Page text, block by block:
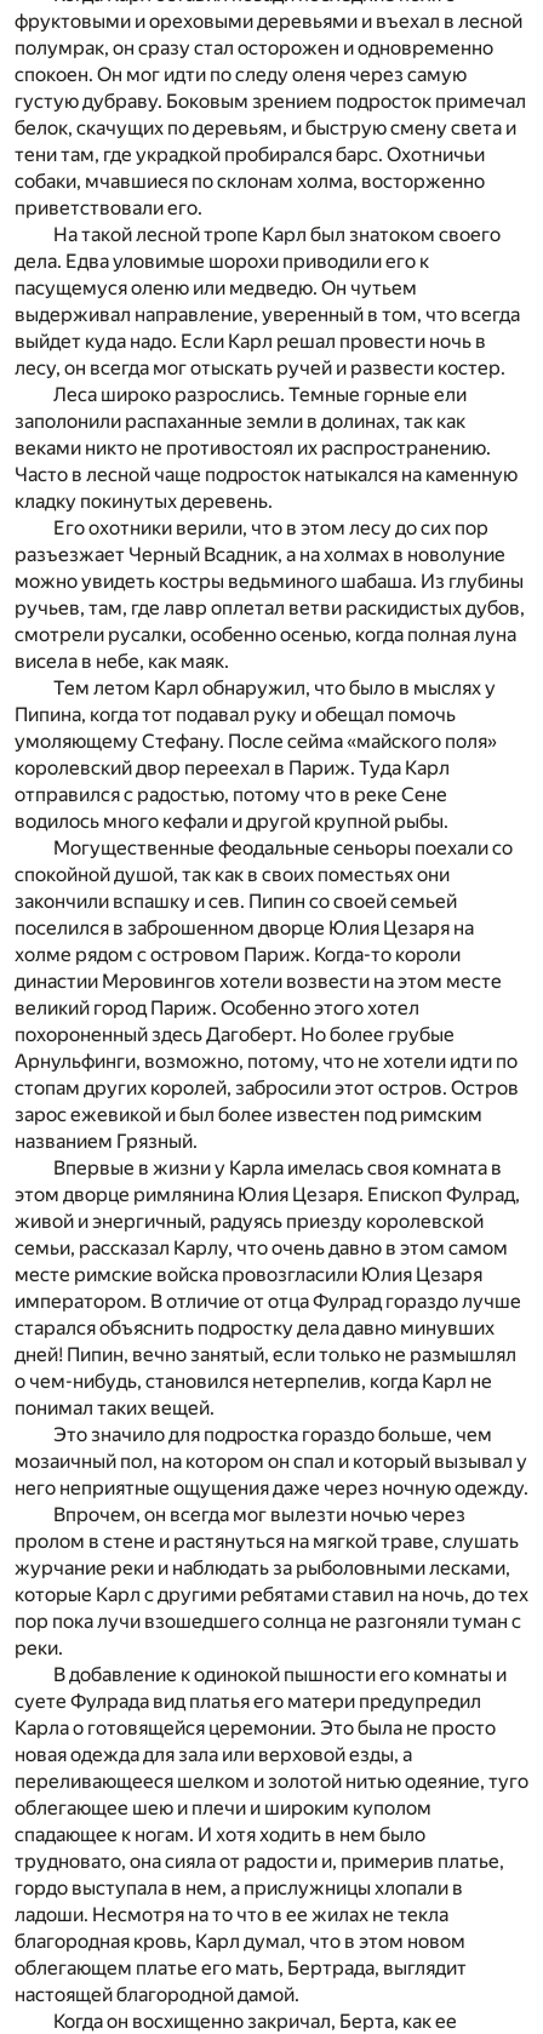
фруктовыми и ореховыми деревьями и въехал в лесной
полумрак, он сразу стал осторожен и одновременно
спокоен. Он мог идти по следу оленя через самую
густую дубраву. Боковым зрением подросток примечал
белок, скачущих по деревьям, и быструю смену света и
тени там, где украдкой пробирался барс. Охотничьи
собаки, мчавшиеся по склонам холма, восторженно
приветствовали его.
На такой лесной тропе Карл был знатоком своего
дела. Едва уловимые шорохи приводили его к
пасущемуся оленю или медведю. Он чутьем
выдерживал направление, уверенный в том, что всегда
выйдет куда надо. Если Карл решал провести ночь в
лесу, он всегда мог отыскать ручей и развести костер.
Леса широко разрослись. Темные горные ели
заполонили распаханные земли в долинах, так как
веками никто не противостоял их распространению.
Часто в лесной чаще подросток натыкался на каменную
кладку покинутых деревень.
Его охотники верили, что в этом лесу до сих пор
разъезжает Черный Всадник, а на холмах в новолуние
можно увидеть костры ведьминого шабаша. Из глубины
ручьев, там, где лавр оплетал ветви раскидистых дубов,
смотрели русалки, особенно осенью, когда полная луна
висела в небе, как маяк.
Тем летом Карл обнаружил, что было в мыслях у
Пипина, когда тот подавал руку и обещал помочь
умоляющему Стефану. После сейма «майского поля»
королевский двор переехал в Париж. Туда Карл
отправился с радостью, потому что в реке Сене
водилось много кефали и другой крупной рыбы.
Могущественные феодальные сеньоры поехали со
спокойной душой, так как в своих поместьях они
закончили вспашку и сев. Пипин со своей семьей
поселился в заброшенном дворце Юлия Цезаря на
холме рядом с островом Париж. Когда-то короли
династии Меровингов хотели возвести на этом месте
великий город Париж. Особенно этого хотел
похороненный здесь Дагоберт. Но более грубые
Арнульфинги, возможно, потому, что не хотели идти по
стопам других королей, забросили этот остров. Остров
зарос ежевикой и был более известен под римским
названием Грязный.
Впервые в жизни у Карла имелась своя комната в
этом дворце римлянина Юлия Цезаря. Епископ Фулрад,
живой и энергичный, радуясь приезду королевской
семьи, рассказал Карлу, что очень давно в этом самом
месте римские войска провозгласили Юлия Цезаря
императором. В отличие от отца Фулрад гораздо лучше
старался объяснить подростку дела давно минувших
дней! Пипин, вечно занятый, если только не размышлял
о чем-нибудь, становился нетерпелив, когда Карл не
понимал таких вещей.
Это значило для подростка гораздо больше, чем
мозаичный пол, на котором он спал и который вызывал у
него неприятные ощущения даже через ночную одежду.
Впрочем, он всегда мог вылезти ночью через
пролом в стене и растянуться на мягкой траве, слушать
журчание реки и наблюдать за рыболовными лесками,
которые Карл с другими ребятами ставил на ночь, до тех
пор пока лучи взошедшего солнца не разгоняли туман с
реки.
В добавление к одинокой пышности его комнаты и
суете Фулрада вид платья его матери предупредил
Карла о готовящейся церемонии. Это была не просто
новая одежда для зала или верховой езды, а
переливающееся шелком и золотой нитью одеяние, туго
облегающее шею и плечи и широким куполом
спадающее к ногам. И хотя ходить в нем было
трудновато, она сияла от радости и, примерив платье,
гордо выступала в нем, а прислужницы хлопали в
ладоши. Несмотря на то что в ее жилах не текла
благородная кровь, Карл думал, что в этом новом
облегающем платье его мать, Бертрада, выглядит
настоящей благородной дамой.
Когда он восхищенно закричал, Берта, как ее